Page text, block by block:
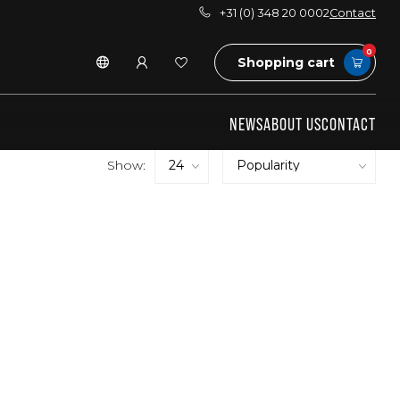
+31 (0) 348 20 0002Contact
Shopping cart
0
NEWSABOUT USCONTACT
Show: